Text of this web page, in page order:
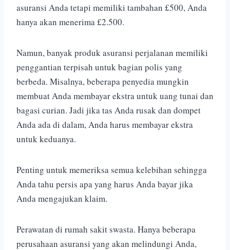
asuransi Anda tetapi memiliki tambahan £500, Anda
hanya akan menerima £2.500.
Namun, banyak produk asuransi perjalanan memiliki
penggantian terpisah untuk bagian polis yang
berbeda. Misalnya, beberapa penyedia mungkin
membuat Anda membayar ekstra untuk uang tunai dan
bagasi curian. Jadi jika tas Anda rusak dan dompet
Anda ada di dalam, Anda harus membayar ekstra
untuk keduanya.
Penting untuk memeriksa semua kelebihan sehingga
Anda tahu persis apa yang harus Anda bayar jika
Anda mengajukan klaim.
Perawatan di rumah sakit swasta. Hanya beberapa
perusahaan asuransi yang akan melindungi Anda,